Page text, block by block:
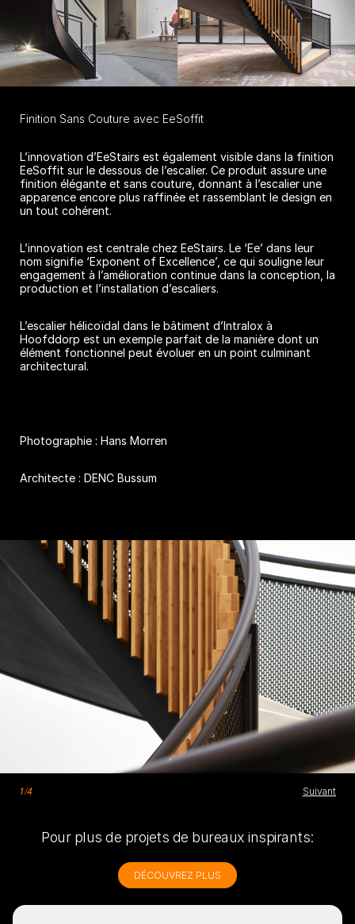
Finition Sans Couture avec EeSoffit
L’innovation d’EeStairs est également visible dans la finition
EeSoffit sur le dessous de l’escalier. Ce produit assure une
finition élégante et sans couture, donnant à l’escalier une
apparence encore plus raffinée et rassemblant le design en
un tout cohérent.
L’innovation est centrale chez EeStairs. Le ‘Ee’ dans leur
nom signifie ‘Exponent of Excellence’, ce qui souligne leur
engagement à l’amélioration continue dans la conception, la
production et l’installation d’escaliers.
L’escalier hélicoïdal dans le bâtiment d’Intralox à
Hoofddorp est un exemple parfait de la manière dont un
élément fonctionnel peut évoluer en un point culminant
architectural.
Photographie : Hans Morren
Architecte : DENC Bussum
1/4 Suivant
2/4 Suivant
3/4 Suivant
4/4 Suivant
Pour plus de projets de bureaux inspirants:
DÉCOUVREZ PLUS